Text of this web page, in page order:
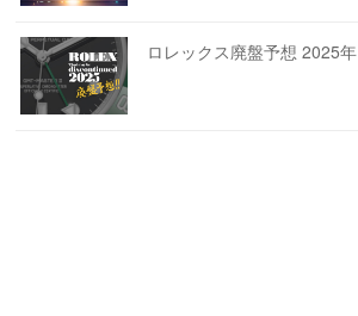
ロレックス廃盤予想 2025年